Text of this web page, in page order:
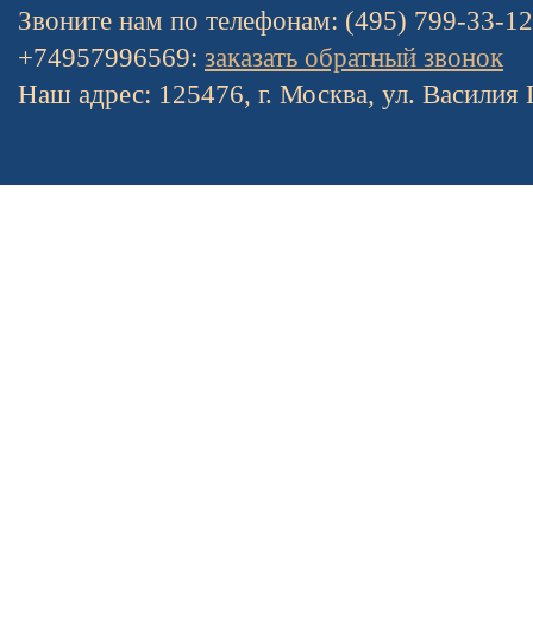
Звоните нам по телефонам: (495) 799-33-
+74957996569: заказать обратный звонок
Наш адрес: 125476, г. Москва, ул. Василия